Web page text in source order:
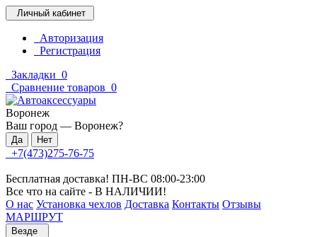
Личный кабинет
Авторизация
Регистрация
Закладки 0
Сравнение товаров 0
Воронеж
Ваш город — Воронеж?
+7(473)275-76-75
Бесплатная доставка! ПН-ВС 08:00-23:00
Все что на сайте - В НАЛИЧИИ!
О нас Установка чехлов Доставка Контакты Отзывы
МАРШРУТ
Везде